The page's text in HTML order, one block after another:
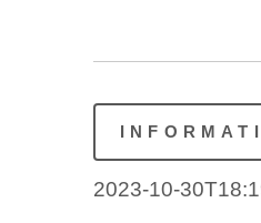
2023-10-